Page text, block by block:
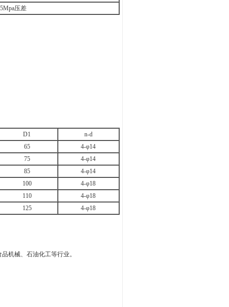
压差
D1
n-d
65
4-φ14
75
4-φ14
85
4-φ14
100
4-φ18
110
4-φ18
125
4-φ18
机械、石油化工等行业。